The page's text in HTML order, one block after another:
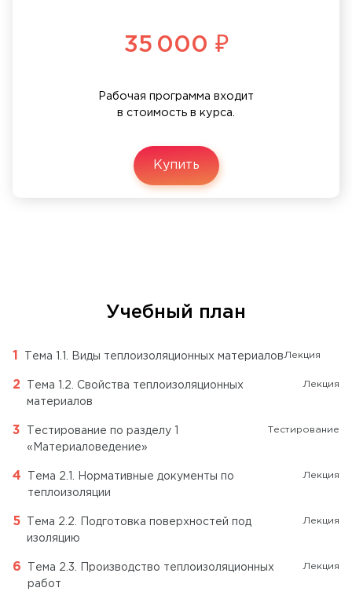
35 000 ₽
Рабочая программа входит
в стоимость в курса.
Купить
Учебный план
Тема 1.1. Виды теплоизоляционных материалов Лекция
Тема 1.2. Свойства теплоизоляционных
материалов
Лекция
Тестирование по разделу 1
«Материаловедение»
Тестирование
Тема 2.1. Нормативные документы по
теплоизоляции
Лекция
Тема 2.2. Подготовка поверхностей под
изоляцию
Лекция
Тема 2.3. Производство теплоизоляционных
работ
Лекция